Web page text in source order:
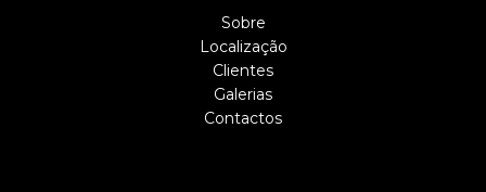
Sobre
Localização
Clientes
Galerias
Contactos